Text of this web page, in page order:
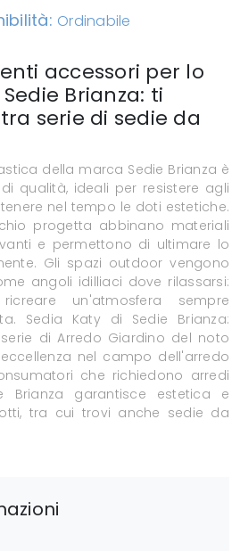
Ordinabile
accessori per lo
Brianza: ti
serie di sedie da
della marca Sedie Brianza è
qualità, ideali per resistere agli
nel tempo le doti estetiche.
progetta abbinano materiali
e permettono di ultimare lo
Gli spazi outdoor vengono
angoli idilliaci dove rilassarsi:
un'atmosfera sempre
Sedia Katy di Sedie Brianza:
di Arredo Giardino del noto
nel campo dell'arredo
che richiedono arredi
Brianza garantisce estetica e
tra cui trovi anche sedie da